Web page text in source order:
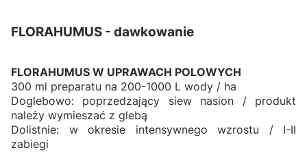
FLORAHUMUS - dawkowanie
FLORAHUMUS W UPRAWACH POLOWYCH
300 ml preparatu na 200-1000 L wody / ha
Doglebowo: poprzedzający siew nasion / produkt
należy wymieszać z glebą
Dolistnie: w okresie intensywnego wzrostu / I-II
zabiegi